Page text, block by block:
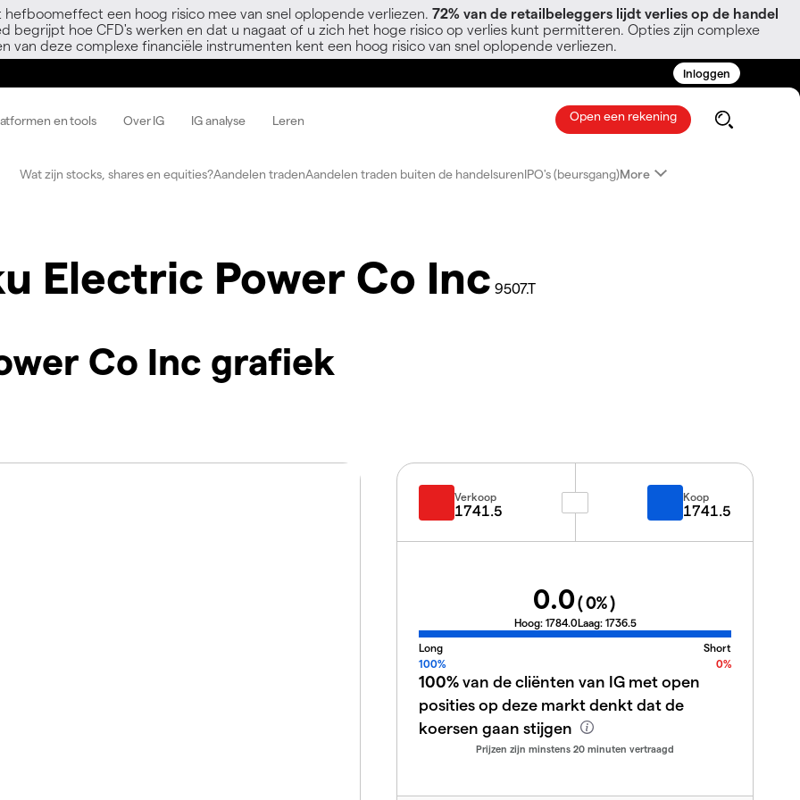
een hoog risico mee van snel oplopende verliezen. 72% van de retailbeleggers lijdt verlies op de handel
begrijpt hoe CFD's werken en dat u nagaat of u zich het hoge risico op verlies kunt permitteren. Opties zijn complexe
van deze complexe financiële instrumenten kent een hoog risico van snel oplopende verliezen.
Inloggen
en tools Over IG IG analyse Leren Open een rekening
Wat zijn stocks, shares en equities?Aandelen tradenAandelen traden buiten de handelsurenIPO's (beursgang)More
Electric Power Co Inc 9507.T
Co Inc grafiek
Verkoop
1741.5
Koop
1741.5
0.0(0%)
Hoog: 1784.0Laag: 1736.5
Long
Short
100%
0%
100%van de cliënten van IG met open
posities op deze markt denkt dat de
koersen gaan stijgen
Prijzen zijn minstens 20 minuten vertraagd